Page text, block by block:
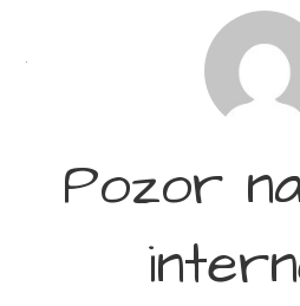
Pozor